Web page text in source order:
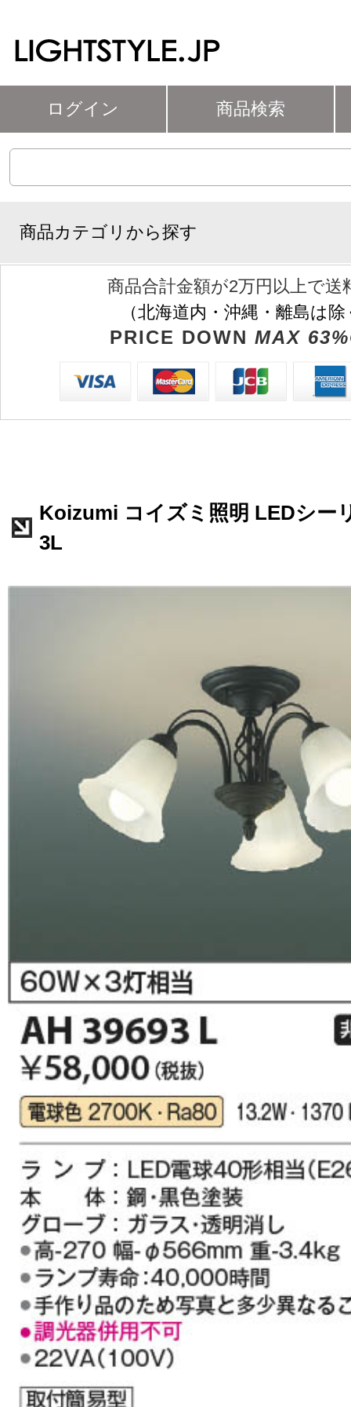
ログイン 商品検索
商品カテゴリから探す
商品合計金額が2万円以上で送
（北海道内・沖縄・離島は
PRICE DOWN MAX
Koizumi コイズミ照明 LEDシー
3L